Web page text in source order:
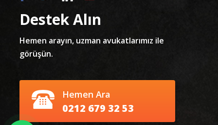
Destek Alın
Hemen arayın, uzman avukatlarımız ile
görüşün.
Hemen Ara
0212 679 32 53